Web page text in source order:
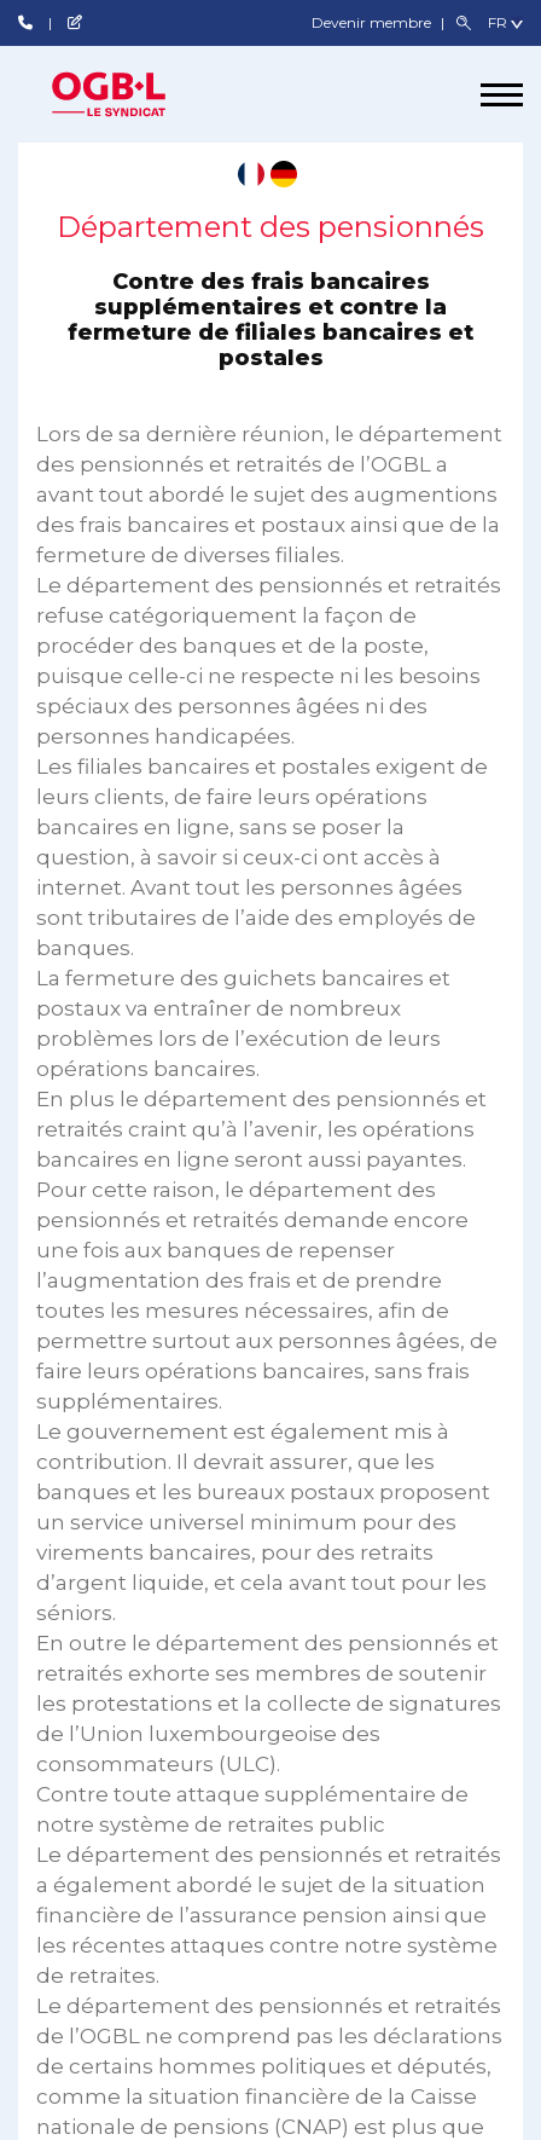
Devenir membre
Département des pensionnés
Contre des frais bancaires
supplémentaires et contre la
fermeture de filiales bancaires et
postales
Lors de sa dernière réunion, le département
des pensionnés et retraités de l’OGBL a
avant tout abordé le sujet des augmentions
des frais bancaires et postaux ainsi que de la
fermeture de diverses filiales.
Le département des pensionnés et retraités
refuse catégoriquement la façon de
procéder des banques et de la poste,
puisque celle-ci ne respecte ni les besoins
spéciaux des personnes âgées ni des
personnes handicapées.
Les filiales bancaires et postales exigent de
leurs clients, de faire leurs opérations
bancaires en ligne, sans se poser la
question, à savoir si ceux-ci ont accès à
internet. Avant tout les personnes âgées
sont tributaires de l’aide des employés de
banques.
La fermeture des guichets bancaires et
postaux va entraîner de nombreux
problèmes lors de l’exécution de leurs
opérations bancaires.
En plus le département des pensionnés et
retraités craint qu’à l’avenir, les opérations
bancaires en ligne seront aussi payantes.
Pour cette raison, le département des
pensionnés et retraités demande encore
une fois aux banques de repenser
l’augmentation des frais et de prendre
toutes les mesures nécessaires, afin de
permettre surtout aux personnes âgées, de
faire leurs opérations bancaires, sans frais
supplémentaires.
Le gouvernement est également mis à
contribution. Il devrait assurer, que les
banques et les bureaux postaux proposent
un service universel minimum pour des
virements bancaires, pour des retraits
d’argent liquide, et cela avant tout pour les
séniors.
En outre le département des pensionnés et
retraités exhorte ses membres de soutenir
les protestations et la collecte de signatures
de l’Union luxembourgeoise des
consommateurs (ULC).
Contre toute attaque supplémentaire de
notre système de retraites public
Le département des pensionnés et retraités
a également abordé le sujet de la situation
financière de l’assurance pension ainsi que
les récentes attaques contre notre système
de retraites.
Le département des pensionnés et retraités
de l’OGBL ne comprend pas les déclarations
de certains hommes politiques et députés,
comme la situation financière de la Caisse
nationale de pensions (CNAP) est plus que